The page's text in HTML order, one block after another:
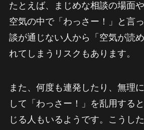
たとえば、まじめな相談の場面
空気の中で「わっさー！」と言
談が通じない人から「空気が読
れてしまうリスクもあります。
また、何度も連発したり、無理
して「わっさー！」を乱用する
じる人もいるようです。こうし